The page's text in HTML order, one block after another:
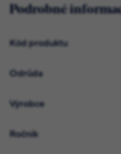
Podrobné
Kód produktu
Odrůda
Výrobce
Ročník